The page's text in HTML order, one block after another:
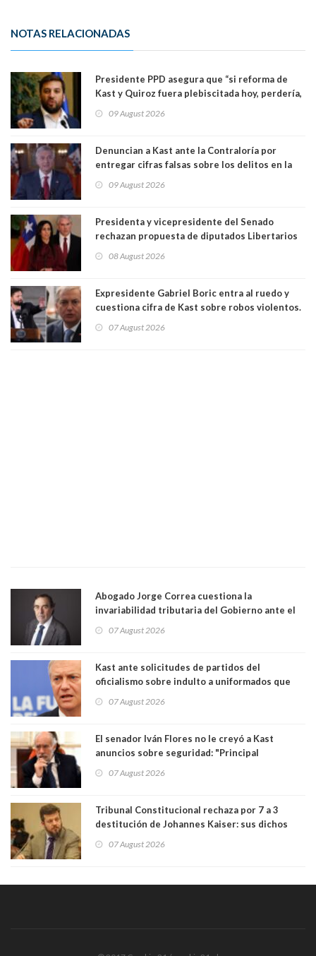
NOTAS RELACIONADAS
Presidente PPD asegura que “si reforma de
Kast y Quiroz fuera plebiscitada hoy, perdería,
a favor de la oposición, sería una victoria de la
09 August 2026
Denuncian a Kast ante la Contraloría por
entregar cifras falsas sobre los delitos en la
09 August 2026
Presidenta y vicepresidente del Senado
rechazan propuesta de diputados Libertarios
"Constituye un camino equivocado"
08 August 2026
Expresidente Gabriel Boric entra al ruedo y
cuestiona cifra de Kast sobre robos violentos.
07 August 2026
Abogado Jorge Correa cuestiona la
invariabilidad tributaria del Gobierno ante el
democracia” y "defendemos la alternancia en el
07 August 2026
Kast ante solicitudes de partidos del
oficialismo sobre indulto a uniformados que
07 August 2026
El senador Iván Flores no le creyó a Kast
anuncios sobre seguridad: "Principal
perseguir ruta del dinero y levantar secreto
07 August 2026
Tribunal Constitucional rechaza por 7 a 3
destitución de Johannes Kaiser: sus dichos
justicia constitucional porque no es diputado
07 August 2026